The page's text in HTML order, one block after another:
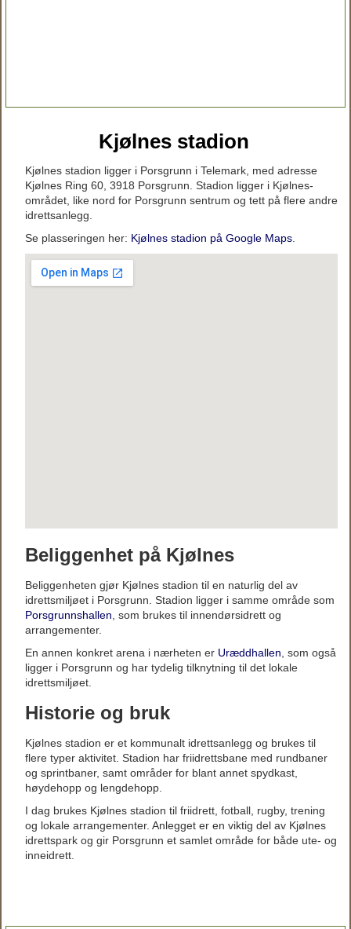
Kjølnes stadion
Kjølnes stadion ligger i Porsgrunn i Telemark, med adresse
Kjølnes Ring 60, 3918 Porsgrunn. Stadion ligger i Kjølnes-
området, like nord for Porsgrunn sentrum og tett på flere andre
idrettsanlegg.
Se plasseringen her: Kjølnes stadion på Google Maps
Beliggenhet på Kjølnes
Beliggenheten gjør Kjølnes stadion til en naturlig del av
idrettsmiljøet i Porsgrunn. Stadion ligger i samme område som
Porsgrunnshallen , som brukes til innendørsidrett og
arrangementer.
En annen konkret arena i nærheten er Uræddhallen , som også
ligger i Porsgrunn og har tydelig tilknytning til det lokale
idrettsmiljøet.
Historie og bruk
Kjølnes stadion er et kommunalt idrettsanlegg og brukes til
flere typer aktivitet. Stadion har friidrettsbane med rundbaner
og sprintbaner, samt områder for blant annet spydkast,
høydehopp og lengdehopp.
I dag brukes Kjølnes stadion til friidrett, fotball, rugby, trening
og lokale arrangementer. Anlegget er en viktig del av Kjølnes
idrettspark og gir Porsgrunn et samlet område for både ute- og
inneidrett.